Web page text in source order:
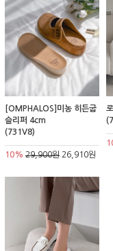
[OMPHALOS]미농 히든굽
슬리퍼 4cm
(731V8)
10% 29,900원 26,910원